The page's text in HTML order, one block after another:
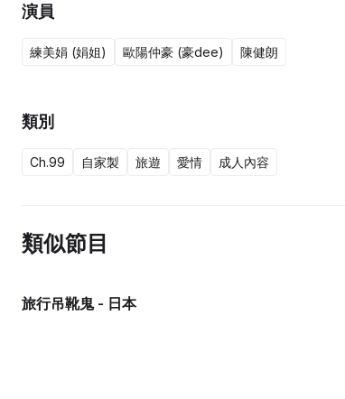
演員
練美娟 (娟姐) 歐陽仲豪 (豪dee) 陳健朗
類別
Ch.99 自家製 旅遊 愛情 成人內容
類似節目
旅行吊靴鬼 - 日本